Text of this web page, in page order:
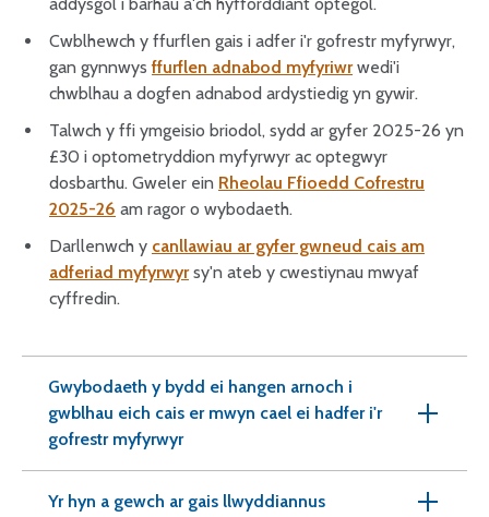
Cwblhewch y ffurflen gais i adfer i'r gofrestr myfyrwyr,
gan gynnwysffurflen adnabod myfyriwrwedi'i
chwblhau a dogfen adnabod ardystiedig yn gywir.
Talwch y ffi ymgeisio briodol, sydd ar gyfer 2025-26 yn
£30 i optometryddion myfyrwyr ac optegwyr
dosbarthu. Gweler ein Rheolau Ffioedd Cofrestru
2025-26 am ragor o wybodaeth.
Darllenwch y canllawiau ar gyfer gwneud cais am
adferiad myfyrwyrsy'n ateb y cwestiynau mwyaf
cyffredin.
Gwybodaeth y bydd ei hangen arnoch i
gwblhau eich cais er mwyn cael ei hadfer i'r
gofrestr myfyrwyr
Yr hyn a gewch ar gais llwyddiannus